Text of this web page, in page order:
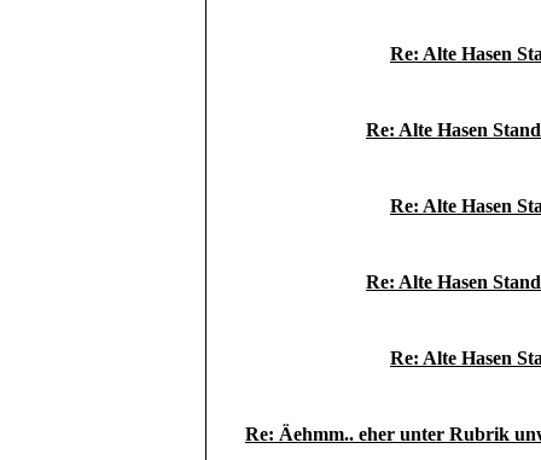
Re: Alte Hasen
Re: Alte Hasen
Re: Alte Hasen
Re: Alte Hasen
Re: Alte Hasen
Re: Äehmm.. eher unter Rubrik